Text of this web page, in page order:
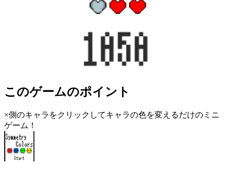
このゲームのポイント
×側のキャラをクリックしてキャラの色を変えるだけのミニ
ゲーム！